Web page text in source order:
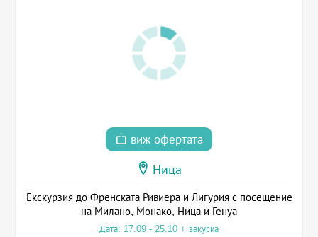
виж офертата
Ница
Екскурзия до Френската Ривиера и Лигурия с посещение
на Милано, Монако, Ница и Генуа
Дата: 17.09 - 25.10 + закуска